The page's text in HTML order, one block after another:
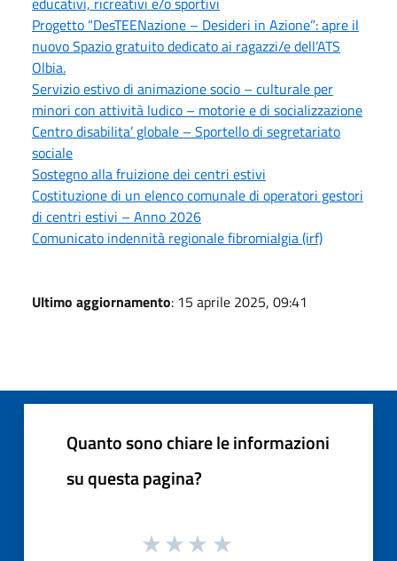
Progetto “DesTEENazione – Desideri in Azione”: apre il
nuovo Spazio gratuito dedicato ai ragazzi/e dell’ATS
Olbia.
Servizio estivo di animazione socio – culturale per
minori con attività ludico – motorie e di socializzazione
Centro disabilita’ globale – Sportello di segretariato
sociale
Sostegno alla fruizione dei centri estivi
Costituzione di un elenco comunale di operatori gestori
di centri estivi – Anno 2026
Comunicato indennità regionale fibromialgia (irf)
Ultimo aggiornamento: 15 aprile 2025, 09:41
Quanto sono chiare le informazioni
su questa pagina?